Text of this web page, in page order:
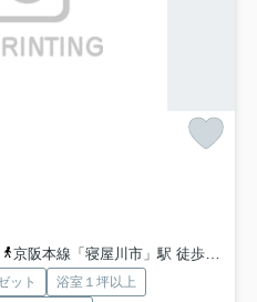
京阪本線「寝屋川市」駅 徒歩25分
ット
浴室１坪以上